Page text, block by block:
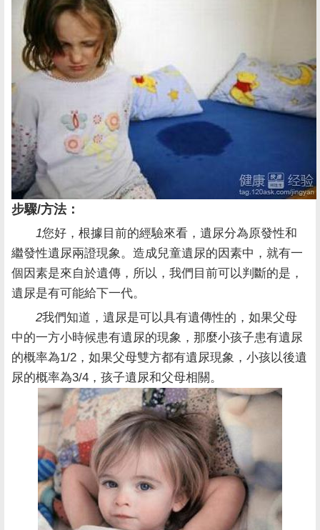
步驟/方法：
1您好，根據目前的經驗來看，遺尿分為原發性和
繼發性遺尿兩證現象。造成兒童遺尿的因素中，就有一
個因素是來自於遺傳，所以，我們目前可以判斷的是，
遺尿是有可能給下一代。
2我們知道，遺尿是可以具有遺傳性的，如果父母
中的一方小時候患有遺尿的現象，那麼小孩子患有遺尿
的概率為1/2，如果父母雙方都有遺尿現象，小孩以後遺
尿的概率為3/4，孩子遺尿和父母相關。